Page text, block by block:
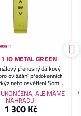
IO METAL GREEN
přenosný dálkový
ovládání předokenních
nebo osvětlení Somfy
Záruka 2 roky.
ALE MÁME
NÁHRADU!
1 300 Kč